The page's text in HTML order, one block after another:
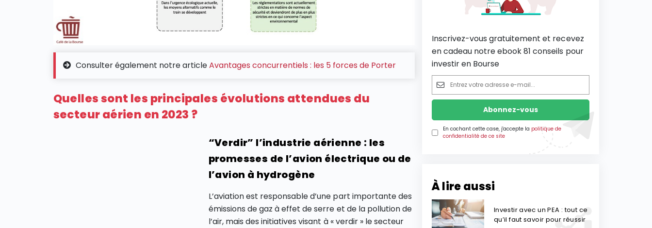
Consulter également notre articleAvantages concurrentiels : les 5 forces de Porter
Quelles sont les principales évolutions attendues du
secteur aérien en 2023 ?
“Verdir” l’industrie aérienne : les
promesses de l’avion électrique ou de
l’avion à hydrogène
L’aviation est responsable d’une part importante des
émissions de gaz à effet de serre et de la pollution de
l’air, mais des initiatives visant à « verdir » le secteur
Inscrivez-vous gratuitement et recevez
en cadeau notre ebook 81 conseils pour
investir en Bourse
En cochant cette case, j'accepte la politique de
confidentialité de ce site
À lire aussi
Investir avec un PEA : tout ce
qu’il faut savoir pour réussir